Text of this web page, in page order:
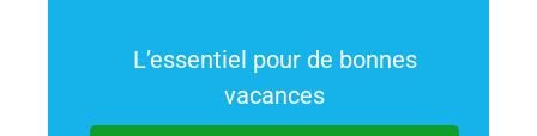
L’essentiel pour de bonnes
vacances